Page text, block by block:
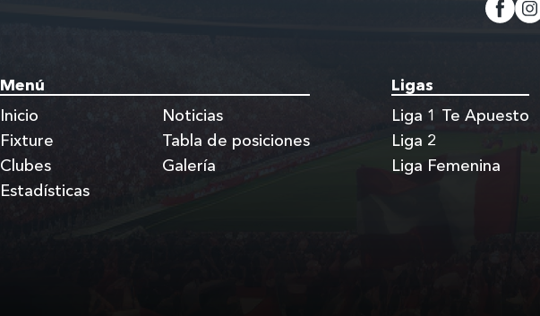
Menú
Inicio
Fixture
Clubes
Estadísticas
Noticias
Tabla de posiciones
Galería
Ligas
Liga 1 Te Apuesto
Liga 2
Liga Femenina